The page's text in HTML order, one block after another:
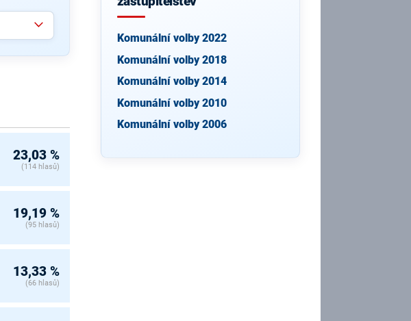
23,03 %
(114 hlasů)
19,19 %
(95 hlasů)
13,33 %
(66 hlasů)
Komunální volby 2022
Komunální volby 2018
Komunální volby 2014
Komunální volby 2010
Komunální volby 2006